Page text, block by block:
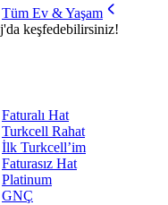
Tüm Ev & Yaşam
keşfedebilirsiniz!
Faturalı Hat
Turkcell Rahat
İlk Turkcell’im
Faturasız Hat
Platinum
GNÇ